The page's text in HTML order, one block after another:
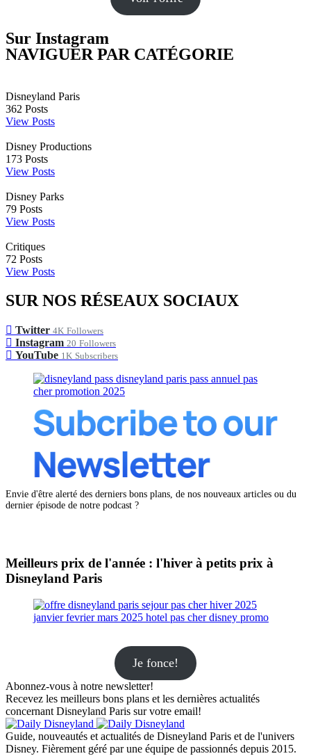
Sur Instagram
NAVIGUER PAR CATÉGORIE
Disneyland Paris
362 Posts
View Posts
Disney Productions
173 Posts
View Posts
Disney Parks
79 Posts
View Posts
Critiques
72 Posts
View Posts
SUR NOS RÉSEAUX SOCIAUX
Twitter 4K Followers
Instagram 20 Followers
YouTube 1K Subscribers
Envie d'être alerté des derniers bons plans, de nos nouveaux articles ou du
dernier épisode de notre podcast ?
Meilleurs prix de l'année : l'hiver à petits prix à
Disneyland Paris
Je fonce!
Abonnez-vous à notre newsletter!
Recevez les meilleurs bons plans et les dernières actualités
concernant Disneyland Paris sur votre email!
Guide, nouveautés et actualités de Disneyland Paris et de l'univers
Disney. Fièrement géré par une équipe de passionnés depuis 2015.